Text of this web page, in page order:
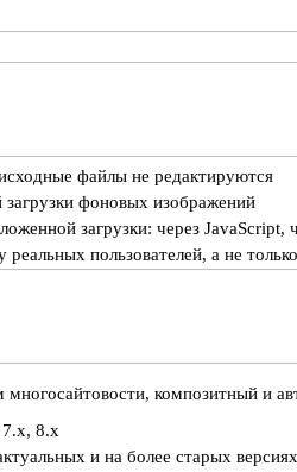
файлы не редактируются
фоновых изображений
загрузки: через JavaScript,
реальных пользователей, а не
композитный и
7.x, 8.x
и на более старых